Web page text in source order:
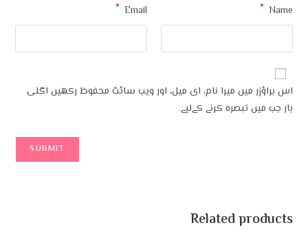
Name
*
Email
*
اس براؤزر میں میرا نام، ای میل، اور ویب سائٹ محفوظ رکھیں اگلی
بار جب میں تبصرہ کرنے کےلیے۔
Related products